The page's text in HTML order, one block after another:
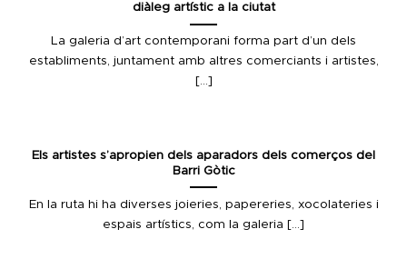
diàleg artístic a la ciutat
La galeria d’art contemporani forma part d’un dels
establiments, juntament amb altres comerciants i artistes,
[...]
Els artistes s’apropien dels aparadors dels comerços del
Barri Gòtic
En la ruta hi ha diverses joieries, papereries, xocolateries i
espais artístics, com la galeria [...]